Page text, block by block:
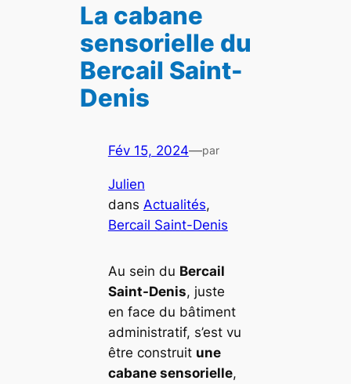
La cabane
sensorielle du
Bercail Saint-
Denis
Fév 15, 2024—par
Julien
dans Actualités
Bercail Saint-Denis
Au sein du Bercail
Saint-Denis, juste
en face du bâtiment
administratif, s’est vu
être construit une
cabane sensorielle,